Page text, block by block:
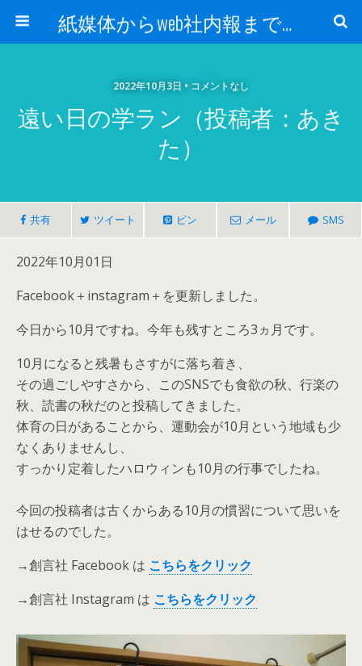
紙媒体からweb社内報まで 社内報制作会社 創言社：東京都千代田区飯田橋駅から１分
2022年10月3日 • コメントなし
遠い日の学ラン（投稿者：あき
た）
共有 ツイート ピン メール SMS
2022年10月01日
Facebook＋instagram＋を更新しました。
今日から10月ですね。今年も残すところ3ヵ月です。
10月になると残暑もさすがに落ち着き、
その過ごしやすさから、このSNSでも食欲の秋、行楽の
秋、読書の秋だのと投稿してきました。
体育の日があることから、運動会が10月という地域も少
なくありませんし、
すっかり定着したハロウィンも10月の行事でしたね。
今回の投稿者は古くからある10月の慣習について思いを
はせるのでした。
→創言社 Facebook は こちらをクリ ック
→創言社 Instagram は こちらをクリック